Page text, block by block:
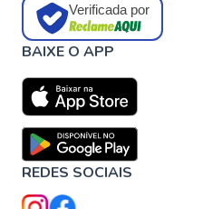
Verificada por
BAIXE O APP
REDES SOCIAIS